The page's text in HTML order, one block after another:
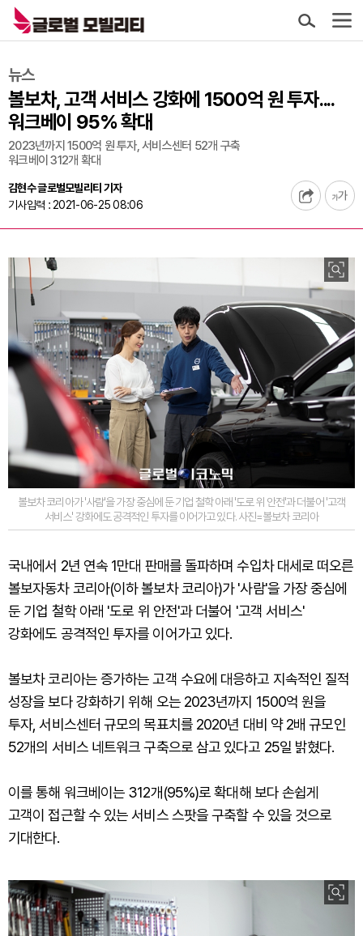
뉴스
볼보차, 고객 서비스 강화에 1500억 원 투자....
워크베이 95% 확대
2023년까지 1500억 원 투자, 서비스센터 52개 구축
워크베이 312개 확대
김현수 글로벌모빌리티 기자
기사입력 : 2021-06-25 08:06
볼보차 코리아가 '사람'을 가장 중심에 둔 기업 철학 아래 '도로 위 안전'과 더불어 '고객
서비스' 강화에도 공격적인 투자를 이어가고 있다. 사진=볼보차 코리아
국내에서 2년 연속 1만대 판매를 돌파하며 수입차 대세로 떠오른
볼보자동차 코리아(이하 볼보차 코리아)가 '사람'을 가장 중심에
둔 기업 철학 아래 '도로 위 안전'과 더불어 '고객 서비스'
강화에도 공격적인 투자를 이어가고 있다.
볼보차 코리아는 증가하는 고객 수요에 대응하고 지속적인 질적
성장을 보다 강화하기 위해 오는 2023년까지 1500억 원을
투자, 서비스센터 규모의 목표치를 2020년 대비 약 2배 규모인
52개의 서비스 네트워크 구축으로 삼고 있다고 25일 밝혔다.
이를 통해 워크베이는 312개(95%)로 확대해 보다 손쉽게
고객이 접근할 수 있는 서비스 스팟을 구축할 수 있을 것으로
기대한다.